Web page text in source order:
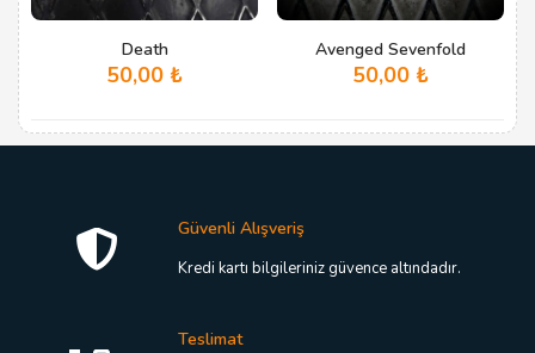
Death
50,00 ₺
Avenged Sevenfold
50,00 ₺
Güvenli Alışveriş
Kredi kartı bilgileriniz güvence altındadır.
Teslimat